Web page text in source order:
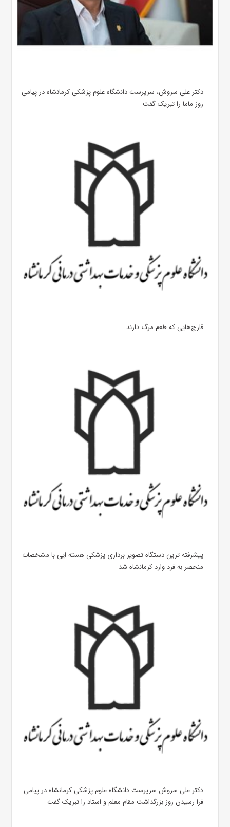
دکتر علی سروش، سرپرست دانشگاه علوم پزشکی کرمانشاه در پیامی
روز ماما را تبریک گفت
قارچ‌هایی که طعم مرگ دارند
پیشرفته ترین دستگاه تصویر برداری پزشکی هسته ایی با مشخصات
منحصر به فرد وارد کرمانشاه شد
دکتر علی سروش سرپرست دانشگاه علوم پزشکی کرمانشاه در پیامی
فرا رسیدن روز بزرگداشت مقام معلم و استاد را تبریک گفت